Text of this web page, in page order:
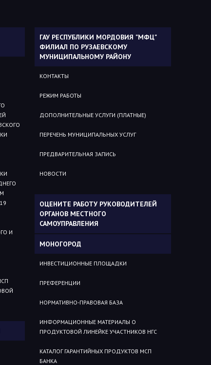
И
ГАУ РЕСПУБЛИКИ МОРДОВИЯ "МФЦ"
ФИЛИАЛ ПО РУЗАЕВСКОМУ
МУНИЦИПАЛЬНОМУ РАЙОНУ
КОНТАКТЫ
РЕЖИМ РАБОТЫ
ДОПОЛНИТЕЛЬНЫЕ УСЛУГИ (ПЛАТНЫЕ)
ПЕРЕЧЕНЬ МУНИЦИПАЛЬНЫХ УСЛУГ
ПРЕДВАРИТЕЛЬНАЯ ЗАПИСЬ
НОВОСТИ
ОЦЕНИТЕ РАБОТУ РУКОВОДИТЕЛЕЙ
ОРГАНОВ МЕСТНОГО
САМОУПРАВЛЕНИЯ
МОНОГОРОД
ИНВЕСТИЦИОННЫЕ ПЛОЩАДКИ
ПРЕФЕРЕНЦИИ
НОРМАТИВНО-ПРАВОВАЯ БАЗА
ИНФОРМАЦИОННЫЕ МАТЕРИАЛЫ О
ПРОДУКТОВОЙ ЛИНЕЙКЕ УЧАСТНИКОВ НГС
КАТАЛОГ ГАРАНТИЙНЫХ ПРОДУКТОВ МСП
БАНКА